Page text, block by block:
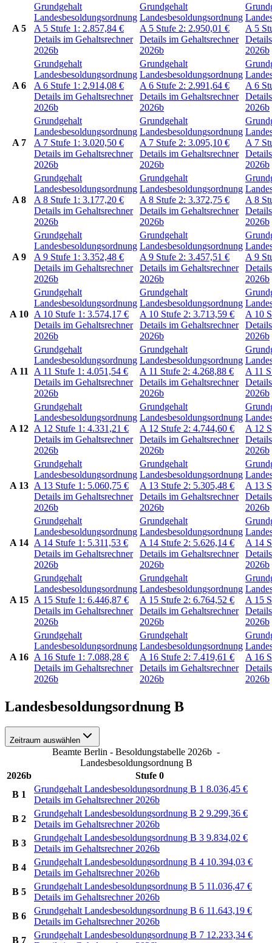
A 5
Grundgehalt
Landesbesoldungsordnung
A 5 Stufe 1: 2.857,84 €
Details im Gehaltsrechner
2026b
Grundgehalt
Landesbesoldungsordnung
A 5 Stufe 2: 2.950,01 €
Details im Gehaltsrechner
2026b
A 5
2026b
A 6
Grundgehalt
Landesbesoldungsordnung
A 6 Stufe 1: 2.914,08 €
Details im Gehaltsrechner
2026b
Grundgehalt
Landesbesoldungsordnung
A 6 Stufe 2: 2.991,64 €
Details im Gehaltsrechner
2026b
A 6
2026b
A 7
Grundgehalt
Landesbesoldungsordnung
A 7 Stufe 1: 3.020,50 €
Details im Gehaltsrechner
2026b
Grundgehalt
Landesbesoldungsordnung
A 7 Stufe 2: 3.095,10 €
Details im Gehaltsrechner
2026b
A 7
2026b
A 8
Grundgehalt
Landesbesoldungsordnung
A 8 Stufe 1: 3.177,20 €
Details im Gehaltsrechner
2026b
Grundgehalt
Landesbesoldungsordnung
A 8 Stufe 2: 3.372,75 €
Details im Gehaltsrechner
2026b
A 8
2026b
A 9
Grundgehalt
Landesbesoldungsordnung
A 9 Stufe 1: 3.352,48 €
Details im Gehaltsrechner
2026b
Grundgehalt
Landesbesoldungsordnung
A 9 Stufe 2: 3.457,51 €
Details im Gehaltsrechner
2026b
A 9
2026b
A 10
Grundgehalt
Landesbesoldungsordnung
A 10 Stufe 1: 3.574,17 €
Details im Gehaltsrechner
2026b
Grundgehalt
Landesbesoldungsordnung
A 10 Stufe 2: 3.713,59 €
Details im Gehaltsrechner
2026b
A 10
2026b
A 11
Grundgehalt
Landesbesoldungsordnung
A 11 Stufe 1: 4.051,54 €
Details im Gehaltsrechner
2026b
Grundgehalt
Landesbesoldungsordnung
A 11 Stufe 2: 4.268,88 €
Details im Gehaltsrechner
2026b
A 11
2026b
A 12
Grundgehalt
Landesbesoldungsordnung
A 12 Stufe 1: 4.331,21 €
Details im Gehaltsrechner
2026b
Grundgehalt
Landesbesoldungsordnung
A 12 Stufe 2: 4.744,60 €
Details im Gehaltsrechner
2026b
A 12
2026b
A 13
Grundgehalt
Landesbesoldungsordnung
A 13 Stufe 1: 5.060,75 €
Details im Gehaltsrechner
2026b
Grundgehalt
Landesbesoldungsordnung
A 13 Stufe 2: 5.305,48 €
Details im Gehaltsrechner
2026b
A 13
2026b
A 14
Grundgehalt
Landesbesoldungsordnung
A 14 Stufe 1: 5.311,53 €
Details im Gehaltsrechner
2026b
Grundgehalt
Landesbesoldungsordnung
A 14 Stufe 2: 5.626,14 €
Details im Gehaltsrechner
2026b
A 14
2026b
A 15
Grundgehalt
Landesbesoldungsordnung
A 15 Stufe 1: 6.446,87 €
Details im Gehaltsrechner
2026b
Grundgehalt
Landesbesoldungsordnung
A 15 Stufe 2: 6.764,52 €
Details im Gehaltsrechner
2026b
A 15
2026b
A 16
Grundgehalt
Landesbesoldungsordnung
A 16 Stufe 1: 7.088,28 €
Details im Gehaltsrechner
2026b
Grundgehalt
Landesbesoldungsordnung
A 16 Stufe 2: 7.419,61 €
Details im Gehaltsrechner
2026b
A 16
2026b
Landesbesoldungsordnung B
Zeitraum auswählen
Beamte Berlin - Besoldungstabelle 2026b -
Landesbesoldungsordnung B
2026b
Stufe 0
B 1
Grundgehalt Landesbesoldungsordnung B 1 8.036,45 €
Details im Gehaltsrechner 2026b
B 2
Grundgehalt Landesbesoldungsordnung B 2 9.299,36 €
Details im Gehaltsrechner 2026b
B 3
Grundgehalt Landesbesoldungsordnung B 3 9.834,02 €
Details im Gehaltsrechner 2026b
B 4
Grundgehalt Landesbesoldungsordnung B 4 10.394,03 €
Details im Gehaltsrechner 2026b
B 5
Grundgehalt Landesbesoldungsordnung B 5 11.036,47 €
Details im Gehaltsrechner 2026b
B 6
Grundgehalt Landesbesoldungsordnung B 6 11.643,19 €
Details im Gehaltsrechner 2026b
B 7
Grundgehalt Landesbesoldungsordnung B 7 12.233,34 €